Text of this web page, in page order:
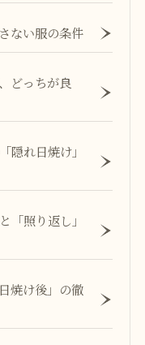
ない服の条件
どっちが良
隠れ日焼け」
「照り返し」
焼け後」の徹